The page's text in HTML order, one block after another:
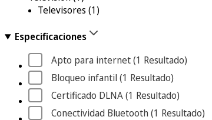
Televisores (1)
Especificaciones
Apto para internet (1 Resultado)
Bloqueo infantil (1 Resultado)
Certificado DLNA (1 Resultado)
Conectividad Bluetooth (1 Resultado)